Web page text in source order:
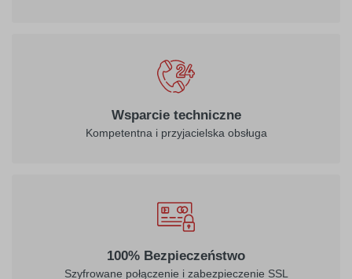
Wsparcie techniczne
Kompetentna i przyjacielska obsługa
100% Bezpieczeństwo
Szyfrowane połączenie i zabezpieczenie SSL